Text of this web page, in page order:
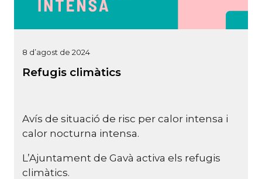
8 d’agost de 2024
Refugis climàtics
Avís de situació de risc per calor intensa i
calor nocturna intensa.
L’Ajuntament de Gavà activa els refugis
climàtics.